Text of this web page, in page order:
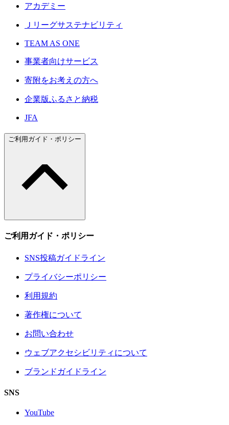
アカデミー
Ｊリーグサステナビリティ
TEAM AS ONE
事業者向けサービス
寄附をお考えの方へ
企業版ふるさと納税
JFA
ご利用ガイド・ポリシー
ご利用ガイド・ポリシー
SNS投稿ガイドライン
プライバシーポリシー
利用規約
著作権について
お問い合わせ
ウェブアクセシビリティについて
ブランドガイドライン
SNS
YouTube